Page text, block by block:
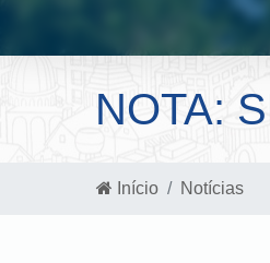
NOTA:
Início Notícias